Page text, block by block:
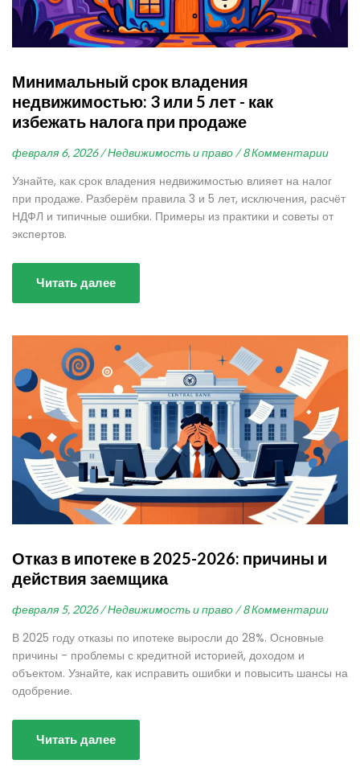
Минимальный срок владения
недвижимостью: 3 или 5 лет - как
избежать налога при продаже
февраля 6, 2026 / Недвижимость и право / 8 Комментарии
Узнайте, как срок владения недвижимостью влияет на налог
при продаже. Разберём правила 3 и 5 лет, исключения, расчёт
НДФЛ и типичные ошибки. Примеры из практики и советы от
экспертов.
Читать далее
Отказ в ипотеке в 2025-2026: причины и
действия заемщика
февраля 5, 2026 / Недвижимость и право / 8 Комментарии
В 2025 году отказы по ипотеке выросли до 28%. Основные
причины - проблемы с кредитной историей, доходом и
объектом. Узнайте, как исправить ошибки и повысить шансы на
одобрение.
Читать далее